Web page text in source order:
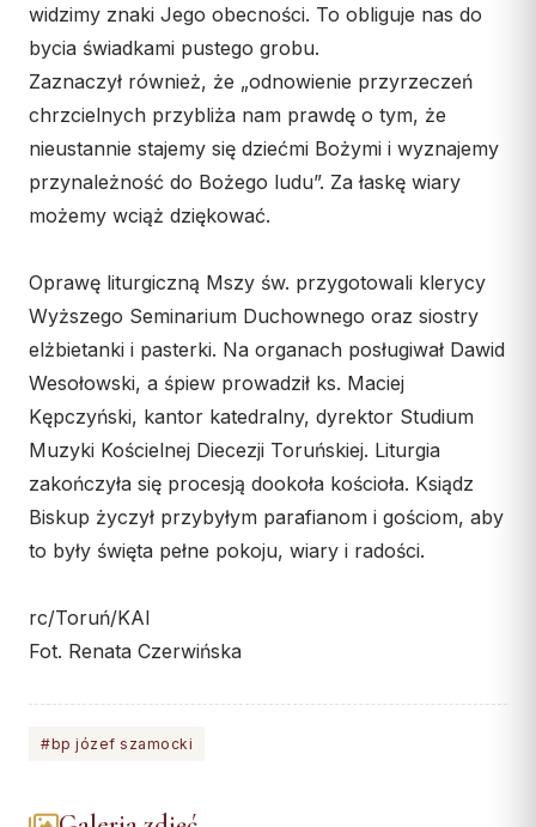
Dane kurii
Msze święte online
Kalendarz liturgiczny
widzimy znaki Jego obecności. To obliguje nas do
bycia świadkami pustego grobu.
Zaznaczył również, że „odnowienie przyrzeczeń
chrzcielnych przybliża nam prawdę o tym, że
nieustannie stajemy się dziećmi Bożymi i wyznajemy
przynależność do Bożego ludu”. Za łaskę wiary
możemy wciąż dziękować.
Oprawę liturgiczną Mszy św. przygotowali klerycy
Wyższego Seminarium Duchownego oraz siostry
elżbietanki i pasterki. Na organach posługiwał Dawid
Wesołowski, a śpiew prowadził ks. Maciej
Kępczyński, kantor katedralny, dyrektor Studium
Muzyki Kościelnej Diecezji Toruńskiej. Liturgia
zakończyła się procesją dookoła kościoła. Ksiądz
Biskup życzył przybyłym parafianom i gościom, aby
to były święta pełne pokoju, wiary i radości.
rc/Toruń/KAI
Fot. Renata Czerwińska
#bp józef szamocki